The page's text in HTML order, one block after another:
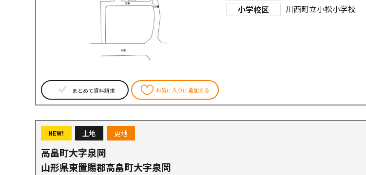
小学校区
川西町立小松小学校
まとめて資料請求 お気に入りに追加する
NEW! 土地 更地
高畠町大字泉岡
山形県東置賜郡高畠町大字泉岡